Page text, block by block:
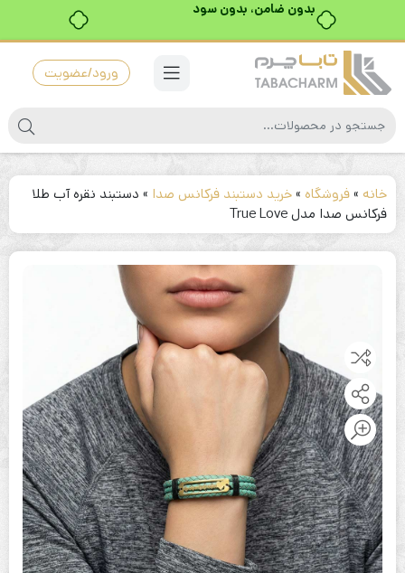
ورود/عضویت
خانه »فروشگاه »خرید دستبند فرکانس صدا » دستبند نقره آب طلا
فرکانس صدا مدل True Love